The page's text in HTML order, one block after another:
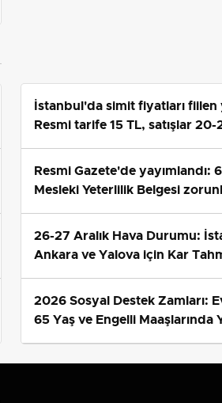
İstanbul'da simit fiyatları fiilen
Resmi tarife 15 TL, satışlar
Resmi Gazete'de yayımlandı:
Mesleki Yeterlilik Belgesi
26-27 Aralık Hava Durumu:
Ankara ve Yalova için Kar
2026 Sosyal Destek Zamları:
65 Yaş ve Engelli Maaşlarında